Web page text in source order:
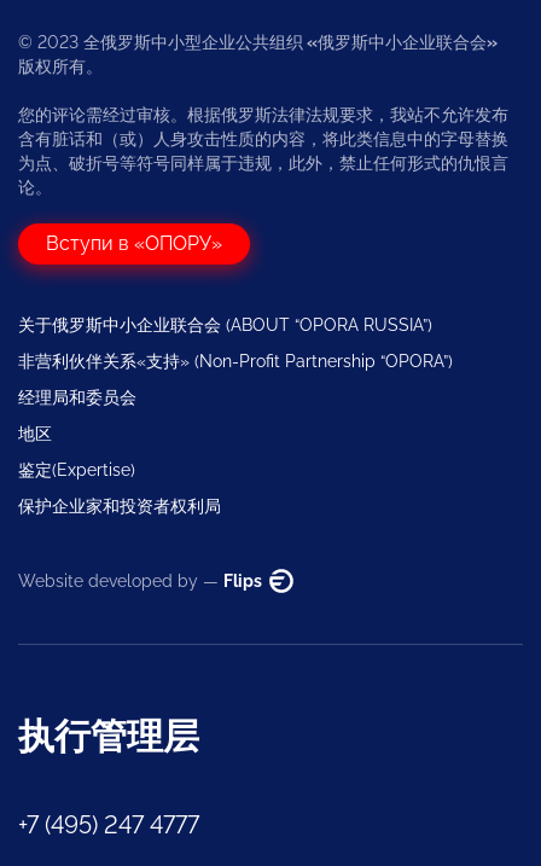
© 2023 全俄罗斯中小型企业公共组织 «俄罗斯中小企业联合会»
版权所有。
您的评论需经过审核。根据俄罗斯法律法规要求，我站不允许发布
含有脏话和（或）人身攻击性质的内容，将此类信息中的字母替换
为点、破折号等符号同样属于违规，此外，禁止任何形式的仇恨言
论。
Вступи в «ОПОРУ»
关于俄罗斯中小企业联合会 (ABOUT “OPORA RUSSIA”)
非营利伙伴关系«支持» (Non-Profit Partnership “OPORA”)
经理局和委员会
地区
鉴定(Expertise)
保护企业家和投资者权利局
Website developed by — Flips
执行管理层
+7 (495) 247 4777